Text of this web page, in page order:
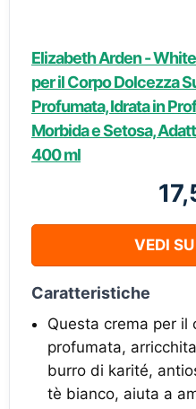
Elizabeth Arden -
per il Corpo Dolcezza
Profumata, Idrata in
Morbida e Setosa,
400 ml
VEDI
Caratteristiche
Questa crema per il
profumata,
burro di karité,
tè bianco, aiuta a